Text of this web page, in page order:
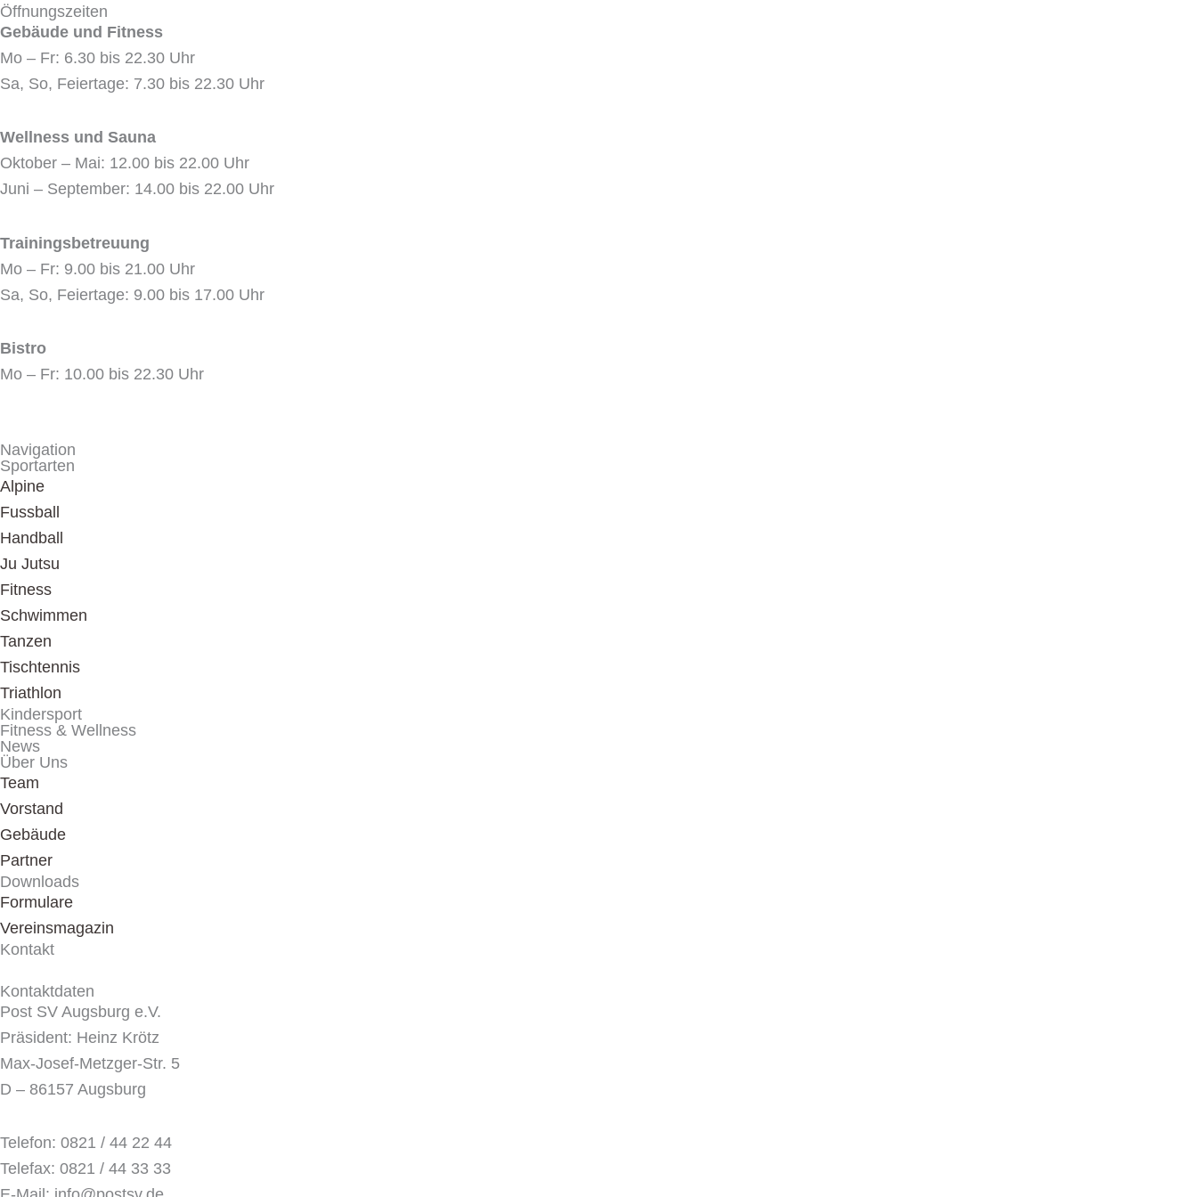
e
b
o
o
k
w
i
t
t
a
g
r
b
e
Öffnungszeiten
Gebäude und Fitness
Mo – Fr: 6.30 bis 22.30 Uhr
Sa, So, Feiertage: 7.30 bis 22.30 Uhr
Wellness und Sauna
Oktober – Mai: 12.00 bis 22.00 Uhr
Juni – September: 14.00 bis 22.00 Uhr
Trainingsbetreuung
Mo – Fr: 9.00 bis 21.00 Uhr
Sa, So, Feiertage: 9.00 bis 17.00 Uhr
Bistro
Mo – Fr: 10.00 bis 22.30 Uhr
Navigation
Sportarten
Alpine
Fussball
Handball
Ju Jutsu
Fitness
Schwimmen
Tanzen
Tischtennis
Triathlon
Kindersport
Fitness & Wellness
News
Über Uns
Team
Vorstand
Gebäude
Partner
Downloads
Formulare
Vereinsmagazin
Kontakt
Kontaktdaten
Post SV Augsburg e.V.
Präsident: Heinz Krötz
Max-Josef-Metzger-Str. 5
D – 86157 Augsburg
Telefon: 0821 / 44 22 44
Telefax: 0821 / 44 33 33